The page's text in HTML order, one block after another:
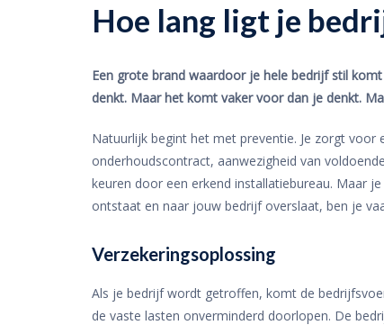
Hoe lang ligt je
Een grote brand waardoor je hele bedrijf stil
denkt. Maar het komt vaker voor dan je denkt.
Natuurlijk begint het met preventie. Je zorgt
onderhoudscontract, aanwezigheid van
keuren door een erkend installatiebureau. Maar
ontstaat en naar jouw bedrijf overslaat, ben je
Verzekeringsoplossing
Als je bedrijf wordt getroffen, komt de
de vaste lasten onverminderd doorlopen. De